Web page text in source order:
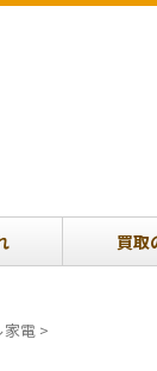
買取
家電 >